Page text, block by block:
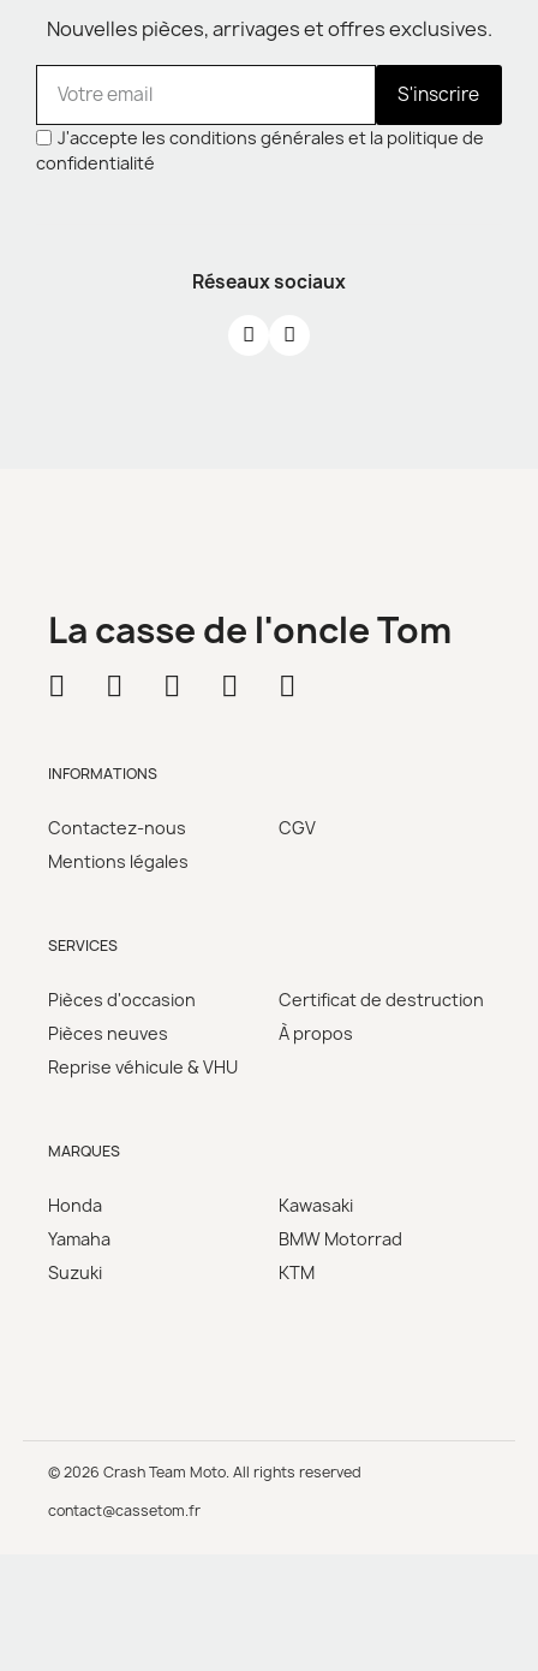
Nouvelles pièces, arrivages et offres exclusives.
S'inscrire
J'accepte les conditions générales et la politique de
confidentialité
Réseaux sociaux
La casse de l'oncle Tom
INFORMATIONS
Contactez-nous
Mentions légales
CGV
SERVICES
Pièces d'occasion
Pièces neuves
Reprise véhicule & VHU
Certificat de destruction
À propos
MARQUES
Honda
Yamaha
Suzuki
Kawasaki
BMW Motorrad
KTM
© 2026 Crash Team Moto. All rights reserved
contact@cassetom.fr